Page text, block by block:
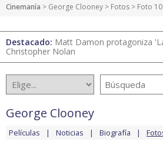
Cinemanía > George Clooney > Fotos > Foto
Destacado: Matt Damon protagoniza
Christopher Nolan
George Clooney
Películas Noticias Biografía